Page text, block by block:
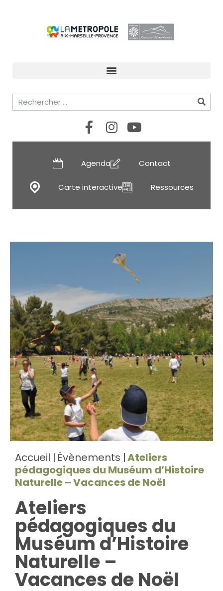
Agenda Contact
Carte interactive Ressources
Accueil Évènements Ateliers
pédagogiques du Muséum d’Histoire
Naturelle – Vacances de Noël
Ateliers
pédagogiques du
Muséum d’Histoire
Naturelle –
Vacances de Noël